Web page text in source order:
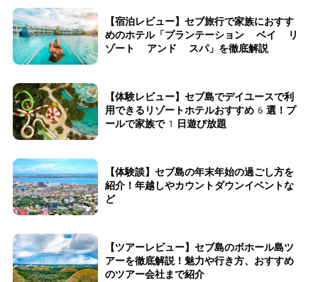
【宿泊レビュー】セブ旅行で家族におすす
めのホテル「プランテーション ベイ リ
ゾート アンド スパ」を徹底解説
【体験レビュー】セブ島でデイユースで利
用できるリゾートホテルおすすめ6選！プ
ールで家族で1日遊び放題
【体験談】セブ島の年末年始の過ごし方を
紹介！年越しやカウントダウンイベントな
ど
【ツアーレビュー】セブ島のボホール島ツ
アーを徹底解説！魅力や行き方、おすすめ
のツアー会社まで紹介